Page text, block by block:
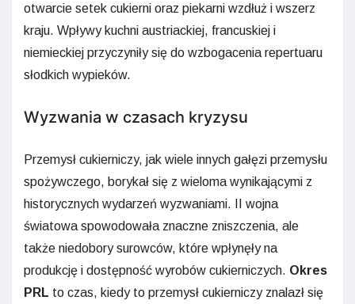
otwarcie setek cukierni oraz piekarni wzdłuż i wszerz
kraju. Wpływy kuchni austriackiej, francuskiej i
niemieckiej przyczyniły się do wzbogacenia repertuaru
słodkich wypieków.
Wyzwania w czasach kryzysu
Przemysł cukierniczy, jak wiele innych gałęzi przemysłu
spożywczego, borykał się z wieloma wynikającymi z
historycznych wydarzeń wyzwaniami. II wojna
światowa spowodowała znaczne zniszczenia, ale
także niedobory surowców, które wpłynęły na
produkcję i dostępność wyrobów cukierniczych. Okres
PRL to czas, kiedy to przemysł cukierniczy znalazł się